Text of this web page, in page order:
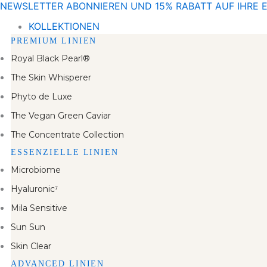
Zum
Inhalt
springen
NEWSLETTER ABONNIEREN UND 15% RABATT AUF IHRE
KOLLEKTIONEN
PREMIUM LINIEN
Royal Black Pearl®
The Skin Whisperer
Phyto de Luxe
The Vegan Green Caviar
The Concentrate Collection
ESSENZIELLE LINIEN
Microbiome
Hyaluronic⁷
Mila Sensitive
Sun Sun
Skin Clear
ADVANCED LINIEN